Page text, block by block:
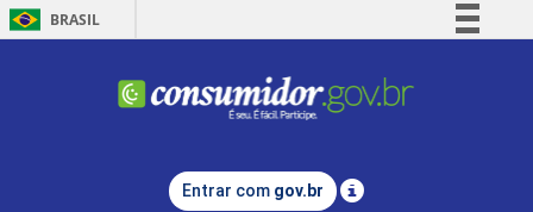
BRASIL
Comunica BR
Legislação
Entrar com gov.br